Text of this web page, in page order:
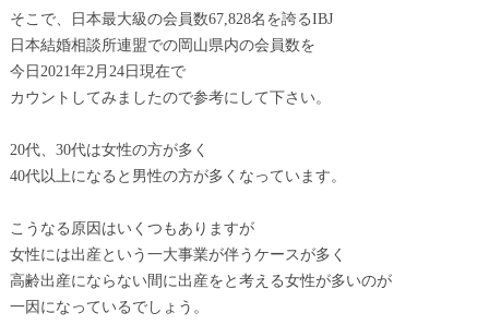
そこで、日本最大級の会員数67,828名を誇るIBJ
日本結婚相談所連盟での岡山県内の会員数を
今日2021年2月24日現在で
カウントしてみましたので参考にして下さい。
20代、30代は女性の方が多く
40代以上になると男性の方が多くなっています。
こうなる原因はいくつもありますが
女性には出産という一大事業が伴うケースが多く
高齢出産にならない間に出産をと考える女性が多いのが
一因になっているでしょう。